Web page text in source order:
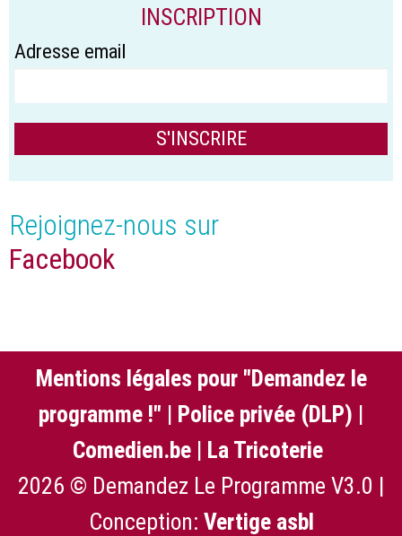
INSCRIPTION
Adresse email
Rejoignez-nous sur
Facebook
Mentions légales pour "Demandez le
programme !" | Police privée (DLP) |
Comedien.be | La Tricoterie
2026 © Demandez Le Programme V3.0 |
Conception: Vertige asbl